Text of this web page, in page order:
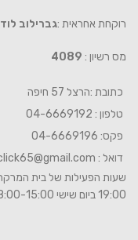
רוקחת אחראית :גברילוב
מס רשיון : 4089
כתובת :הרצל 57 חיפה
טלפון : 04-6669192
פקס: 04-6669196
דואל :
19:00 ביום שישי 08:00-15:00